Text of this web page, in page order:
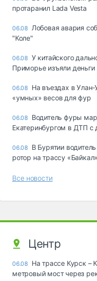
протаранил Lada Vesta
06.08 Лобовая авария
"Коле"
06.08 У китайского
Приморье изъяли деньги
06.08 Ha въeздax в
«yмныx» вecoв для фyp
06.08 Водитель фуры
Екатеринбургом в ДТП с
06.08 В Бурятии
ротор на трассу «Байкал»
Все новости
Центр
06.08 На трассе Курск –
метровый мост через